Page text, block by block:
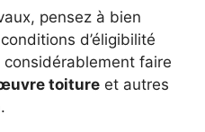
pensez à bien
d’éligibilité
faire
toiture et autres